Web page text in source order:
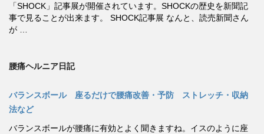
「SHOCK」記事展が開催されています。SHOCKの歴史を新聞記
事で見ることが出来ます。 SHOCK記事展 なんと、読売新聞さん
が …
腰痛ヘルニア日記
バランスボール 座るだけで腰痛改善・予防 ストレッチ・収納
法など
バランスボールが腰痛に有効とよく聞きますね。イスのように座